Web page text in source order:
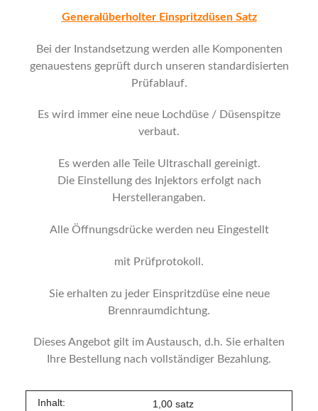
Generalüberholter Einspritzdüsen Satz
Bei der Instandsetzung werden alle Komponenten
genauestens geprüft durch unseren standardisierten
Prüfablauf.
Es wird immer eine neue Lochdüse / Düsenspitze
verbaut.
Es werden alle Teile Ultraschall gereinigt.
Die Einstellung des Injektors erfolgt nach
Herstellerangaben.
Alle Öffnungsdrücke werden neu Eingestellt
mit Prüfprotokoll.
Sie erhalten zu jeder Einspritzdüse eine neue
Brennraumdichtung.
Dieses Angebot gilt im Austausch, d.h. Sie erhalten
Ihre Bestellung nach vollständiger Bezahlung.
Inhalt: 1,00 satz